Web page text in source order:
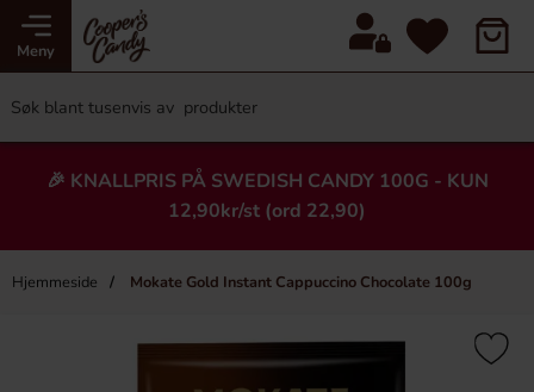
Meny
🎉 KNALLPRIS PÅ SWEDISH CANDY 100G - KUN
12,90kr/st (ord 22,90)
Hjemmeside Mokate Gold Instant Cappuccino Chocolate 100g
Heading
×